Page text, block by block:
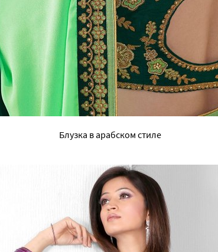
Блузка в арабском стиле